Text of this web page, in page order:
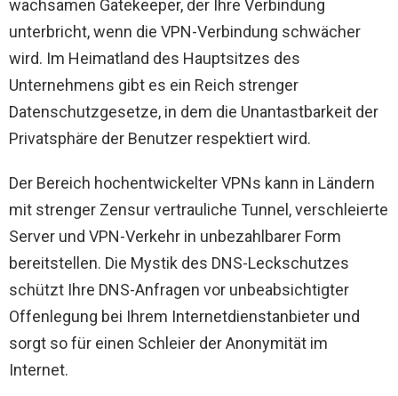
wachsamen Gatekeeper, der Ihre Verbindung
unterbricht, wenn die VPN-Verbindung schwächer
wird. Im Heimatland des Hauptsitzes des
Unternehmens gibt es ein Reich strenger
Datenschutzgesetze, in dem die Unantastbarkeit der
Privatsphäre der Benutzer respektiert wird.
Der Bereich hochentwickelter VPNs kann in Ländern
mit strenger Zensur vertrauliche Tunnel, verschleierte
Server und VPN-Verkehr in unbezahlbarer Form
bereitstellen. Die Mystik des DNS-Leckschutzes
schützt Ihre DNS-Anfragen vor unbeabsichtigter
Offenlegung bei Ihrem Internetdienstanbieter und
sorgt so für einen Schleier der Anonymität im
Internet.